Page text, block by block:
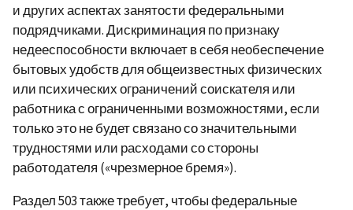
и других аспектах занятости федеральными
подрядчиками. Дискриминация по признаку
недееспособности включает в себя необеспечение
бытовых удобств для общеизвестных физических
или психических ограничений соискателя или
работника с ограниченными возможностями, если
только это не будет связано со значительными
трудностями или расходами со стороны
работодателя («чрезмерное бремя»).
Раздел 503 также требует, чтобы федеральные